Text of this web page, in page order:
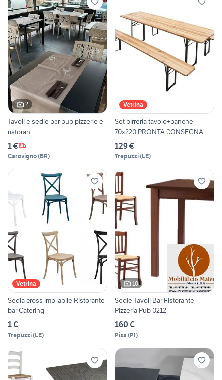
2
Tavoli e sedie per pub pizzerie e
ristoran
1 €
Carovigno(BR)
Vetrina
Set birreria tavolo+panche
70x220 PRONTA CONSEGNA
129 €
Trepuzzi(LE)
Vetrina
Sedia cross impilabile Ristorante
bar Catering
1 €
Trepuzzi(LE)
10
Sedie Tavoli Bar Ristorante
Pizzeria Pub 0212
160 €
Pisa (PI)